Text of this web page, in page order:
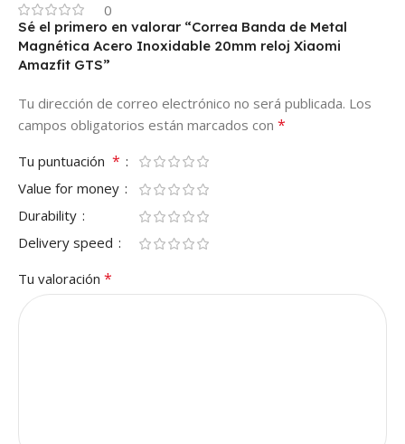
0
Sé el primero en valorar “Correa Banda de Metal
Magnética Acero Inoxidable 20mm reloj Xiaomi
Amazfit GTS”
Tu dirección de correo electrónico no será publicada. Los
campos obligatorios están marcados con *
Tu puntuación *
Value for money
Durability
Delivery speed
Tu valoración *